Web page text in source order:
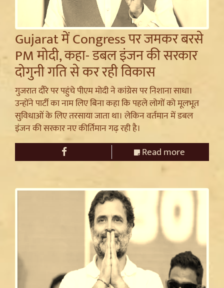
Gujarat में Congress पर जमकर बरसे
PM मोदी, कहा- डबल इंजन की सरकार
दोगुनी गति से कर रही विकास
गुजरात दौरे पर पहुंचे पीएम मोदी ने कांग्रेस पर निशाना साधा।
उन्होंने पार्टी का नाम लिए बिना कहा कि पहले लोगों को मूलभूत
सुविधाओं के लिए तरसाया जाता था। लेकिन वर्तमान में डबल
इंजन की सरकार नए कीर्तिमान गढ़ रही है।
Read more